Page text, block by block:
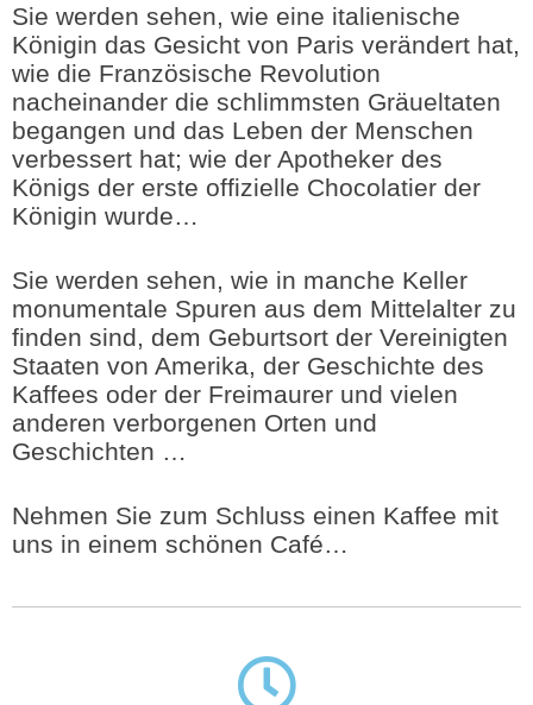
Sie werden sehen, wie eine italienische
Königin das Gesicht von Paris verändert hat,
wie die Französische Revolution
nacheinander die schlimmsten Gräueltaten
begangen und das Leben der Menschen
verbessert hat; wie der Apotheker des
Königs der erste offizielle Chocolatier der
Königin wurde…
Sie werden sehen, wie in manche Keller
monumentale Spuren aus dem Mittelalter zu
finden sind, dem Geburtsort der Vereinigten
Staaten von Amerika, der Geschichte des
Kaffees oder der Freimaurer und vielen
anderen verborgenen Orten und
Geschichten …
Nehmen Sie zum Schluss einen Kaffee mit
uns in einem schönen Café…